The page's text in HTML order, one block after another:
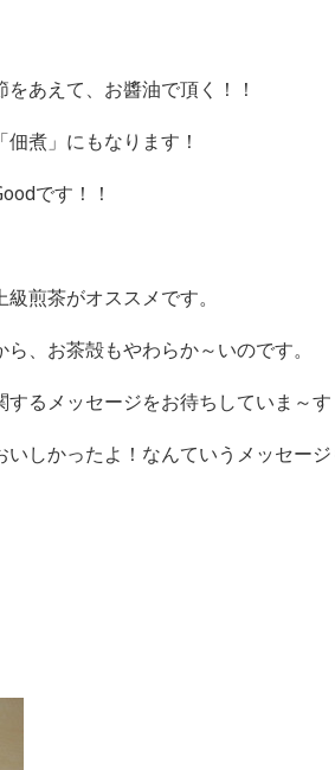
あえて、お醬油で頂く！！
煮」にもなります！
です！！
煎茶がオススメです。
、お茶殻もやわらか～いのです。
るメッセージをお待ちしていま～す
しかったよ！なんていうメッセージ